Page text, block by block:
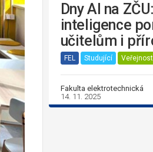
Dny AI na
inteligence
učitelům i
FEL Studující Veřejnost
Fakulta elektrotechnická
14. 11. 2025